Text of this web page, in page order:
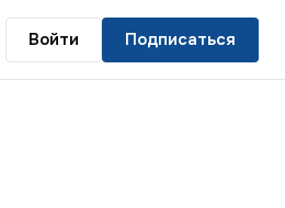
Войти Подписаться